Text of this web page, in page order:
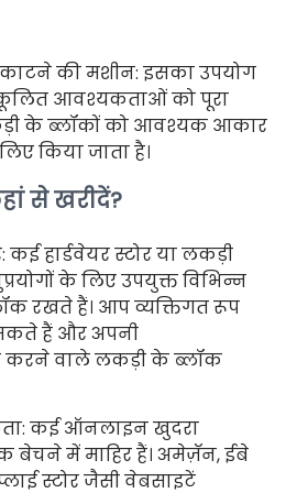
की मशीन: इसका उपयोग
आवश्यकताओं को पूरा
के ब्लॉकों को आवश्यक आकार
किया जाता है।
से खरीदें?
कई हार्डवेयर स्टोर या लकड़ी
के लिए उपयुक्त विभिन्न
रखते हैं। आप व्यक्तिगत रूप
हैं और अपनी
वाले लकड़ी के ब्लॉक
कई ऑनलाइन खुदरा
बेचने में माहिर हैं। अमेज़ॅन, ईबे
स्टोर जैसी वेबसाइटें